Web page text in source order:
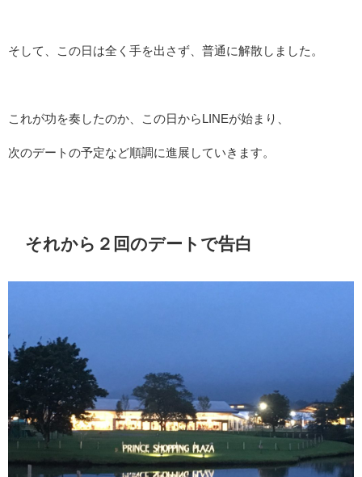
そして、この日は全く手を出さず、普通に解散しました。
これが功を奏したのか、この日からLINEが始まり、
次のデートの予定など順調に進展していきます。
それから２回のデートで告白